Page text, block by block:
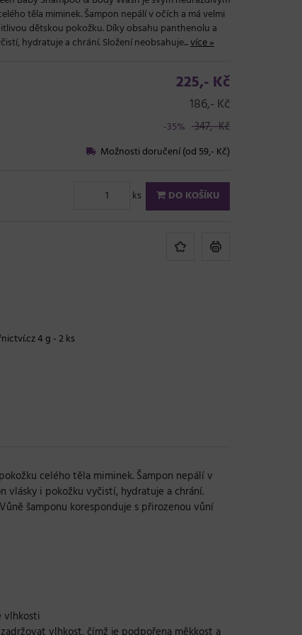
těla miminek. Šampon nepálí v očích a má velmi
dětskou pokožku. Díky obsahu panthenolu a
hydratuje a chrání. Složení neobsahuje...více »
225,- Kč
186,- Kč
-35% 347,- Kč
Možnosti doručení (od 59,- Kč)
ks DO KOŠÍKU
4 g - 2 ks
celého těla miminek. Šampon nepálí v
vlásky i pokožku vyčistí, hydratuje a chrání.
šamponu koresponduje s přirozenou vůní
vlhkosti